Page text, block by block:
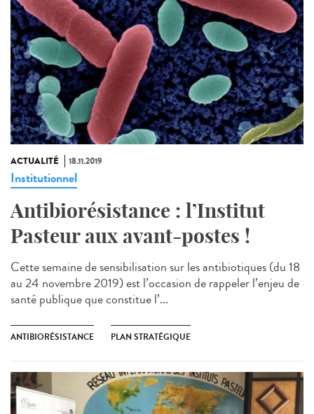
ACTUALITÉ 18.11.2019
Institutionnel
Antibiorésistance : l’Institut
Pasteur aux avant-postes !
Cette semaine de sensibilisation sur les antibiotiques (du 18
au 24 novembre 2019) est l’occasion de rappeler l’enjeu de
santé publique que constitue l’...
ANTIBIORÉSISTANCE PLAN STRATÉGIQUE